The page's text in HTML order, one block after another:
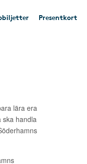
Presentkort
lära era
ska handla